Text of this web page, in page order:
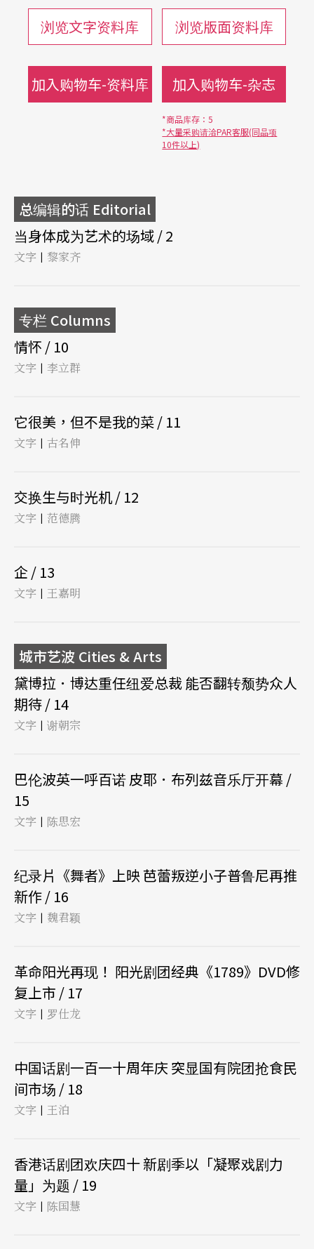
浏览文字资料库 浏览版面资料库
加入购物车-资料库 加入购物车-杂志
*商品库存：5
*大量采购请洽PAR客服(同品项
10件以上)
总编辑的话 Editorial
当身体成为艺术的场域 / 2
文字 | 黎家齐
专栏 Columns
情怀 / 10
文字 | 李立群
它很美，但不是我的菜 / 11
文字 | 古名伸
交换生与时光机 / 12
文字 | 范德腾
企 / 13
文字 | 王嘉明
城市艺波 Cities & Arts
黛博拉．博达重任纽爱总裁 能否翻转颓势众人
期待 / 14
文字 | 谢朝宗
巴伦波英一呼百诺 皮耶．布列兹音乐厅开幕 /
15
文字 | 陈思宏
纪录片《舞者》上映 芭蕾叛逆小子普鲁尼再推
新作 / 16
文字 | 魏君颖
革命阳光再现！ 阳光剧团经典《1789》DVD修
复上市 / 17
文字 | 罗仕龙
中国话剧一百一十周年庆 突显国有院团抢食民
间市场 / 18
文字 | 王泊
香港话剧团欢庆四十 新剧季以「凝聚戏剧力
量」为题 / 19
文字 | 陈国慧